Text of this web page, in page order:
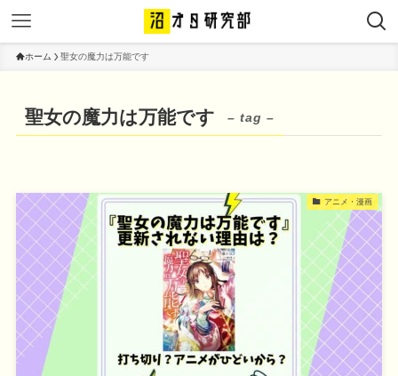
ホーム 聖女の魔力は万能です
聖女の魔力は万能です – tag –
アニメ・漫画